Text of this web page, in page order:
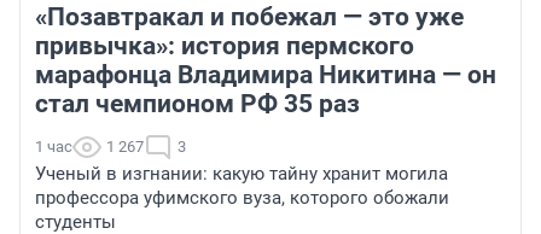
«Позавтракал и побежал — это уже
привычка»: история пермского
марафонца Владимира Никитина — он
стал чемпионом РФ 35 раз
1 час 1 267 3
Ученый в изгнании: какую тайну хранит могила
профессора уфимского вуза, которого обожали
студенты